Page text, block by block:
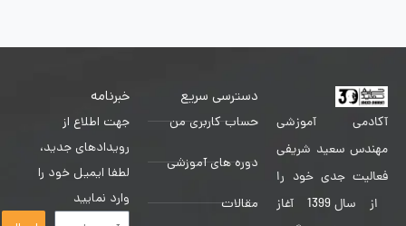
آکادمی آموزشی
مهندس سعید شریفی
فعالیت جدی خود را
از سال 1399 آغاز
دسترسی سریع
حساب کاربری من
دوره های آموزشی
مقالات
خبرنامه
جهت اطلاع از
رویدادهای جدید،
لطفا ایمیل خود را
وارد نمایید